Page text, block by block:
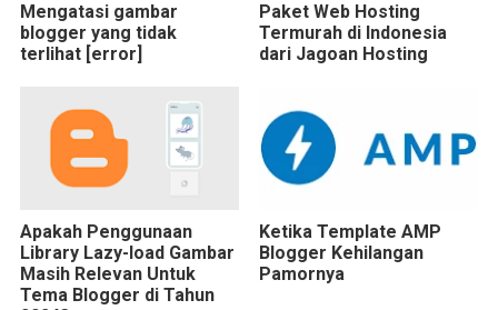
Mengatasi gambar
blogger yang tidak
terlihat [error]
Paket Web Hosting
Termurah di Indonesia
dari Jagoan Hosting
Apakah Penggunaan
Library Lazy-load Gambar
Masih Relevan Untuk
Tema Blogger di Tahun
Ketika Template AMP
Blogger Kehilangan
Pamornya